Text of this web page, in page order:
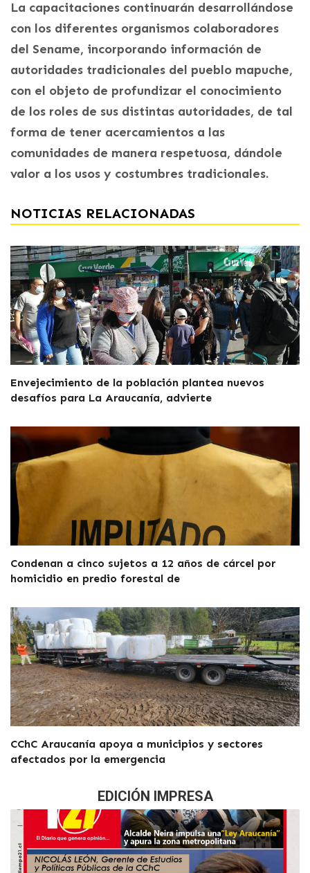
La capacitaciones continuarán desarrollándose
con los diferentes organismos colaboradores
del Sename, incorporando información de
autoridades tradicionales del pueblo mapuche,
con el objeto de profundizar el conocimiento
de los roles de sus distintas autoridades, de tal
forma de tener acercamientos a las
comunidades de manera respetuosa, dándole
valor a los usos y costumbres tradicionales.
NOTICIAS RELACIONADAS
Envejecimiento de la población plantea nuevos
desafíos para La Araucanía, advierte
Condenan a cinco sujetos a 12 años de cárcel por
homicidio en predio forestal de
CChC Araucanía apoya a municipios y sectores
afectados por la emergencia
EDICIÓN IMPRESA